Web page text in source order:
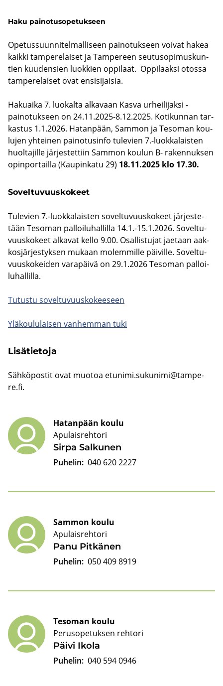
Haku pai­no­tuso­pe­tuk­seen
Ope­tus­suun­ni­tel­mal­li­seen pai­no­tuk­seen voi­vat hakea
kaik­ki tam­pe­re­lai­set ja Tam­pe­reen seu­tuso­pi­mus­kun­
tien kuu­den­sien luok­kien op­pi­laat. Op­pi­laak­si otos­sa
tam­pe­re­lai­set ovat en­si­si­jai­sia.
Ha­kuai­ka 7. luo­kal­ta al­ka­vaan Kasva ur­hei­li­jak­si -​
painotukseen on 24.11.2025-8.12.2025. Ko­ti­kun­nan tar­
kas­tus 1.1.2026. Ha­tan­pään, Sam­mon ja Te­so­man kou­
lu­jen yh­tei­nen pai­no­tusin­fo tu­le­vien 7.-​luokkalaisten
huol­ta­jil­le jär­jes­tet­tiin Sam­mon kou­lun B- ra­ken­nuk­sen
opin­por­tail­la (Kau­pin­ka­tu 29) 18.11.2025 klo 17.30.
So­vel­tu­vuus­ko­keet
Tu­le­vien 7.-​luokkalaisten so­vel­tu­vuus­ko­keet jär­jes­te­
tään Te­so­man pal­loi­lu­hal­lil­la 14.1.-15.1.2026. So­vel­tu­
vuus­ko­keet al­ka­vat kello 9.00. Osal­lis­tu­jat jae­taan aak­
kos­jär­jes­tyk­sen mu­kaan mo­lem­mil­le päi­vil­le. So­vel­tu­
vuus­ko­kei­den va­ra­päi­vä on 29.1.2026 Te­so­man pal­loi­
lu­hal­lil­la.
Tu­tus­tu so­vel­tu­vuus­ko­kee­seen
Ylä­kou­lu­lai­sen van­hem­man tuki
Li­sä­tie­to­ja
Säh­kö­pos­tit ovat muo­toa etu­ni­mi.su­ku­ni­mi@tam­pe­
re.fi.
Sirpa Sal­ku­nen
Hatanpään koulu
Apulaisrehtori
Puhelin: 040 620 2227
Panu Pit­kä­nen
Sammon koulu
Apulaisrehtori
Puhelin: 050 409 8919
Päivi Ikola
Tesoman koulu
Perusopetuksen rehtori
Puhelin: 040 594 0946